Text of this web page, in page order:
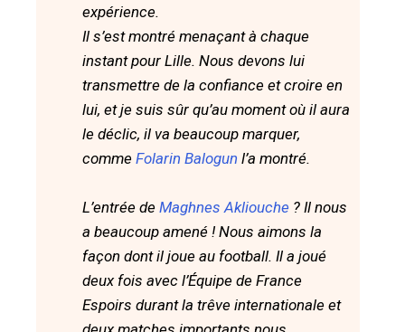
expérience.
Il s’est montré menaçant à chaque
instant pour Lille. Nous devons lui
transmettre de la confiance et croire en
lui, et je suis sûr qu’au moment où il aura
le déclic, il va beaucoup marquer,
comme Folarin Balogun l’a montré.
L’entrée de Maghnes Akliouche ? Il nous
a beaucoup amené ! Nous aimons la
façon dont il joue au football. Il a joué
deux fois avec l’Équipe de France
Espoirs durant la trêve internationale et